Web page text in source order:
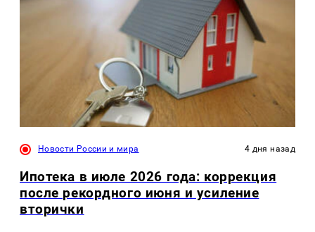
Новости России и мира 4 дня назад
Ипотека в июле 2026 года: коррекция
после рекордного июня и усиление
вторички